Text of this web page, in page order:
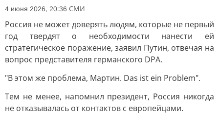
4 июня 2026, 20:36 СМИ
Россия не может доверять людям, которые не первый
год твердят о необходимости нанести ей
стратегическое поражение, заявил Путин, отвечая на
вопрос представителя германского DPA.
"В этом же проблема, Мартин. Das ist ein Problem".
Тем не менее, напомнил президент, Россия никогда
не отказывалась от контактов с европейцами.